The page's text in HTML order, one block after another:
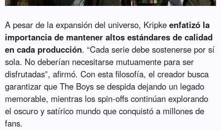
A pesar de la expansión del universo, Kripke enfatizó la
importancia de mantener altos estándares de calidad
en cada producción. “Cada serie debe sostenerse por sí
sola. No deberían necesitarse mutuamente para ser
disfrutadas”, afirmó. Con esta filosofía, el creador busca
garantizar que The Boys se despida dejando un legado
memorable, mientras los spin-offs continúan explorando
el oscuro y satírico mundo que conquistó a millones de
fans.